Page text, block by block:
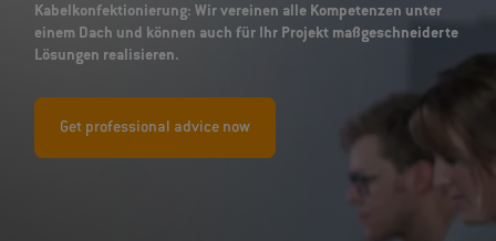
Kabelkonfektionierung: Wir vereinen alle Kompetenzen unter
einem Dach und können auch für Ihr Projekt maßgeschneiderte
Lösungen realisieren.
Get professional advice now